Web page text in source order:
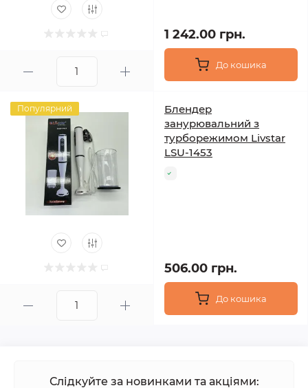
1 242.00 грн.
До кошика
Популярний
Блендер
занурювальний з
турборежимом Livstar
LSU-1453
506.00 грн.
До кошика
Слідкуйте за новинками та акціями: